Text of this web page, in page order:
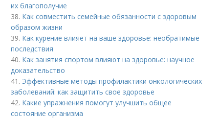
их благополучие
38. Как совместить семейные обязанности с здоровым
образом жизни
39. Как курение влияет на ваше здоровье: необратимые
последствия
40. Как занятия спортом влияют на здоровье: научное
доказательство
41. Эффективные методы профилактики онкологических
заболеваний: как защитить свое здоровье
42. Какие упражнения помогут улучшить общее
состояние организма